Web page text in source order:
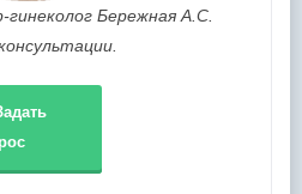
Бережная А.С.